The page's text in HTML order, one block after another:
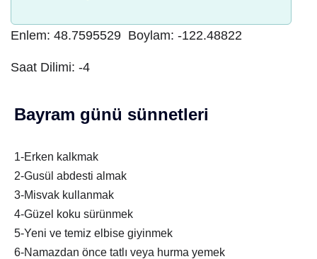
Enlem: 48.7595529 Boylam: -122.48822
Saat Dilimi: -4
Bayram günü sünnetleri
1-Erken kalkmak
2-Gusül abdesti almak
3-Misvak kullanmak
4-Güzel koku sürünmek
5-Yeni ve temiz elbise giyinmek
6-Namazdan önce tatlı veya hurma yemek